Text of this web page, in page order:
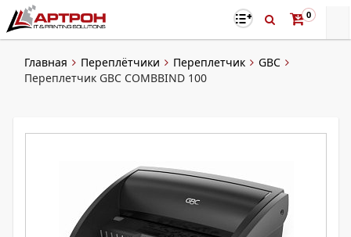
0
Главная Переплётчики Переплетчик
GBC
Переплетчик GBC COMBBIND 100